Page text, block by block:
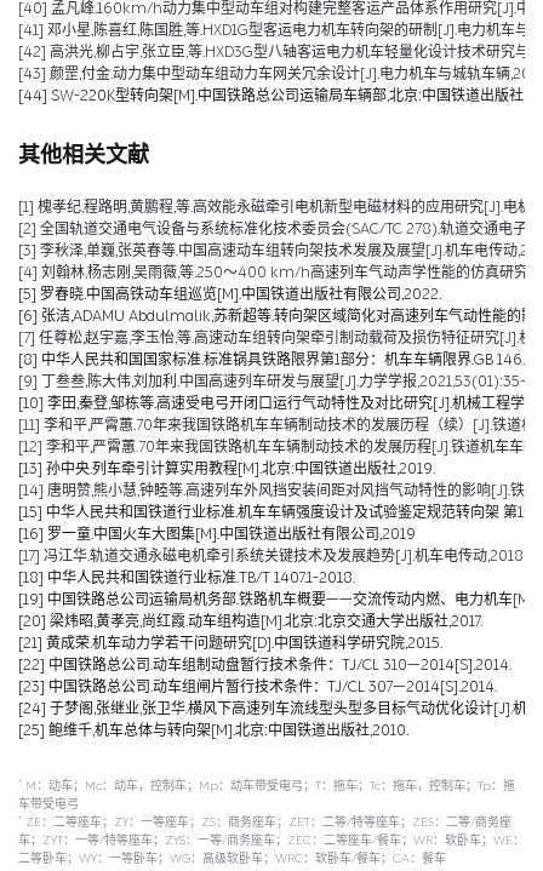
[40] 孟凡峰.160km/h动力集中型动车组对构建完整客运产品体系作用研究[J].中
[41] 邓小星,陈喜红,陈国胜,等.HXD1G型客运电力机车转向架的研制[J].电力机车与
[42] 高洪光,柳占宇,张立臣,等.HXD3G型八轴客运电力机车轻量化设计技术研究与
[43] 颜罡,付金.动力集中型动车组动力车网关冗余设计[J].电力机车与城轨车辆
[44] SW-220K型转向架[M].中国铁路总公司运输局车辆部,北京:中国铁道出版社
其他相关文献
[1] 槐孝纪,程路明,黄鹏程,等.高效能永磁牵引电机新型电磁材料的应用研究[J].电
[2] 全国轨道交通电气设备与系统标准化技术委员会(SAC/TC 278).轨道交通电
[3] 李秋泽,单巍,张英春等.中国高速动车组转向架技术发展及展望[J].机车电传动
[4] 刘翰林,杨志刚,吴雨薇,等.250～400 km/h高速列车气动声学性能的仿真研究
[5] 罗春晓.中国高铁动车组巡览[M].中国铁道出版社有限公司,2022.
[6] 张洁,ADAMU Abdulmalik,苏新超等.转向架区域简化对高速列车气动性能的
[7] 任尊松,赵宇嘉,李玉怡,等.高速动车组转向架牵引制动载荷及损伤特征研究[J].机
[8] 中华人民共和国国家标准.标准锅具铁路限界第1部分：机车车辆限界.GB
[9] 丁叁叁,陈大伟,刘加利.中国高速列车研发与展望[J].力学学报,2021,53(01):35-
[10] 李田,秦登,邹栋等.高速受电弓开闭口运行气动特性及对比研究[J].机械工程学
[11] 李和平,严霄蕙.70年来我国铁路机车车辆制动技术的发展历程（续）[J].铁道
[12] 李和平,严霄蕙.70年来我国铁路机车车辆制动技术的发展历程[J].铁道机车车
[13] 孙中央.列车牵引计算实用教程[M].北京:中国铁道出版社,2019.
[14] 唐明赞,熊小慧,钟睦等.高速列车外风挡安装间距对风挡气动特性的影响[J].铁
[15] 中华人民共和国铁道行业标准.机车车辆强度设计及试验鉴定规范转向架 第1
[16] 罗一童.中国火车大图集[M].中国铁道出版社有限公司,2019
[17] 冯江华.轨道交通永磁电机牵引系统关键技术及发展趋势[J].机车电传动
[18] 中华人民共和国铁道行业标准.TB/T 1407.1-2018.
[19] 中国铁路总公司运输局机务部.铁路机车概要——交流传动内燃、电力机车[M].
[20] 梁炜昭,黄孝亮,尚红霞.动车组构造[M].北京:北京交通大学出版社,2017.
[21] 黄成荣.机车动力学若干问题研究[D].中国铁道科学研究院,2015.
[22] 中国铁路总公司.动车组制动盘暂行技术条件：TJ/CL 310—2014[S].2014.
[23] 中国铁路总公司.动车组闸片暂行技术条件：TJ/CL 307—2014[S].2014.
[24] 于梦阁,张继业,张卫华.横风下高速列车流线型头型多目标气动优化设计[J].机
[25] 鲍维千,机车总体与转向架[M].北京:中国铁道出版社,2010.
* M：动车；Mc：动车，控制车；Mp：动车带受电弓；T：拖车；Tc：拖车，控制车；Tp：拖
车带受电弓
* ZE：二等座车；ZY：一等座车；ZS：商务座车；ZET：二等/特等座车；ZES：二等/商务座
车；ZYT：一等/特等座车；ZYS：一等/商务座车；ZEC：二等座车/餐车；WR：软卧车；WE：
二等卧车；WY：一等卧车；WG：高级软卧车；WRC：软卧车/餐车；CA：餐车